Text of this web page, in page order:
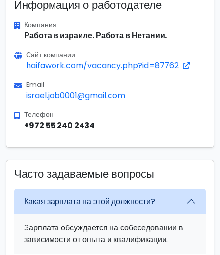
Информация о работодателе
Компания
Работа в израиле. Работа в Нетании.
Сайт компании
haifawork.com/vacancy.php?id=87762
Email
israel.job0001@gmail.com
Телефон
+972 55 240 2434
Часто задаваемые вопросы
Какая зарплата на этой должности?
Зарплата обсуждается на собеседовании в
зависимости от опыта и квалификации.